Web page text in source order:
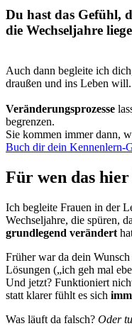
Du hast das Gefühl,
die Wechseljahre
Auch dann begleite ich
draußen und ins Leben will.
Veränderungsprozesse
begrenzen.
Sie kommen immer dann,
Buch dir dein Kennenlern-
Für wen das
Ich begleite Frauen in der
Wechseljahre, die spüren,
grundlegend verändert
Früher war da dein
Lösungen („ich geh mal
Und jetzt? Funktioniert
statt klarer fühlt es sich
Was läuft da falsch? Oder